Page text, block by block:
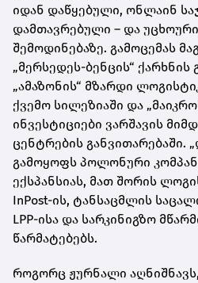
იდან დაწყებული, ონლაინ
დამთავრებული – და
შემოდინებაზე. გამოცემას
„მერსედეს-ბენცის“
„ამაზონის“ მზარდი
ქვემო სილეზიაში და
ინვესტიციები ვარშავის
ცენტრების განვითარებაში.
გამოყოფს პოლონური
ექსპანსიას, მათ შორის
InPost-ის, ტანსაცმლის
LPP-ისა და სარკინიგზო
წარმატებებს.
როგორც ჟურნალი